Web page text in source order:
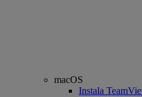
macOS
Instala